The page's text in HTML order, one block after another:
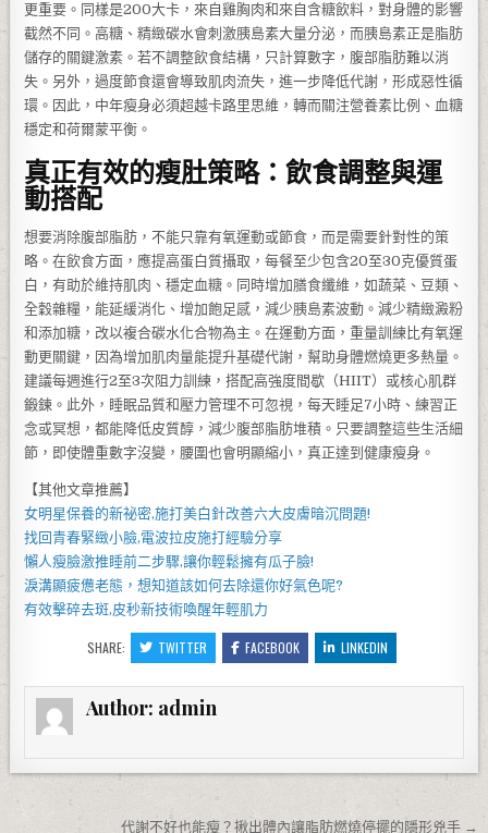
更重要。同樣是200大卡，來自雞胸肉和來自含糖飲料，對身體的影響
截然不同。高糖、精緻碳水會刺激胰島素大量分泌，而胰島素正是脂肪
儲存的關鍵激素。若不調整飲食結構，只計算數字，腹部脂肪難以消
失。另外，過度節食還會導致肌肉流失，進一步降低代謝，形成惡性循
環。因此，中年瘦身必須超越卡路里思維，轉而關注營養素比例、血糖
穩定和荷爾蒙平衡。
真正有效的瘦肚策略：飲食調整與運
動搭配
想要消除腹部脂肪，不能只靠有氧運動或節食，而是需要針對性的策
略。在飲食方面，應提高蛋白質攝取，每餐至少包含20至30克優質蛋
白，有助於維持肌肉、穩定血糖。同時增加膳食纖維，如蔬菜、豆類、
全穀雜糧，能延緩消化、增加飽足感，減少胰島素波動。減少精緻澱粉
和添加糖，改以複合碳水化合物為主。在運動方面，重量訓練比有氧運
動更關鍵，因為增加肌肉量能提升基礎代謝，幫助身體燃燒更多熱量。
建議每週進行2至3次阻力訓練，搭配高強度間歇（HIIT）或核心肌群
鍛鍊。此外，睡眠品質和壓力管理不可忽視，每天睡足7小時、練習正
念或冥想，都能降低皮質醇，減少腹部脂肪堆積。只要調整這些生活細
節，即使體重數字沒變，腰圍也會明顯縮小，真正達到健康瘦身。
【其他文章推薦】
女明星保養的新祕密,施打美白針改善六大皮膚暗沉問題!
找回青春緊緻小臉,電波拉皮施打經驗分享
懶人瘦臉激推睡前二步驟,讓你輕鬆擁有瓜子臉!
淚溝顯疲憊老態，想知道該如何去除還你好氣色呢?
有效擊碎去斑,皮秒新技術喚醒年輕肌力
SHARE: TWITTER FACEBOOK LINKEDIN
Author: admin
代謝不好也能瘦？揪出體內讓脂肪燃燒停擺的隱形兇手 →